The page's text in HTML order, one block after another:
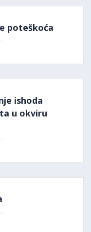
poteškoća
ishoda
u okviru